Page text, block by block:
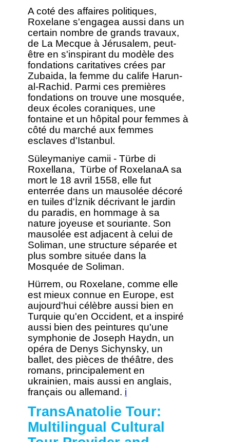
A coté des affaires politiques,
Roxelane s'engagea aussi dans un
certain nombre de grands travaux,
de La Mecque à Jérusalem, peut-
être en s'inspirant du modèle des
fondations caritatives crées par
Zubaida, la femme du calife Harun-
al-Rachid. Parmi ces premières
fondations on trouve une mosquée,
deux écoles coraniques, une
fontaine et un hôpital pour femmes à
côté du marché aux femmes
esclaves d'Istanbul.
Süleymaniye camii - Türbe di
Roxellana, Türbe of RoxelanaA sa
mort le 18 avril 1558, elle fut
enterrée dans un mausolée décoré
en tuiles d'İznik décrivant le jardin
du paradis, en hommage à sa
nature joyeuse et souriante. Son
mausolée est adjacent à celui de
Soliman, une structure séparée et
plus sombre située dans la
Mosquée de Soliman.
Hürrem, ou Roxelane, comme elle
est mieux connue en Europe, est
aujourd'hui célèbre aussi bien en
Turquie qu'en Occident, et a inspiré
aussi bien des peintures qu'une
symphonie de Joseph Haydn, un
opéra de Denys Sichynsky, un
ballet, des pièces de théâtre, des
romans, principalement en
ukrainien, mais aussi en anglais,
français ou allemand. i
TransAnatolie Tour:
Multilingual Cultural